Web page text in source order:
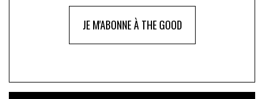
JE M'ABONNE À THE GOOD